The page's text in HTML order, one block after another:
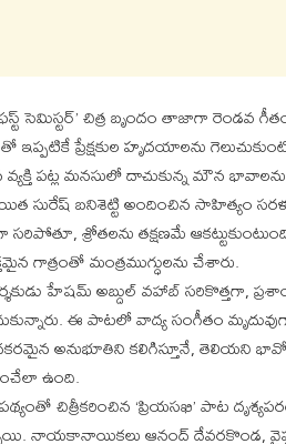
సెమిస్టర్’ చిత్ర బృందం తాజాగా
ఇప్పటికే ప్రేక్షకుల హృదయాలను
వ్యక్తి పట్ల మనసులో దాచుకున్న మౌన
సురేష్ బనిశెట్టి అందించిన సాహిత్యం
సరిపోతూ, శ్రోతలను తక్షణమే
గాత్రంతో మంత్రముగ్ధులను చేశారు.
హేషమ్ అబ్దుల్ వహాబ్ సరికొత్తగా,
ఈ పాటలో వాద్య సంగీతం
అనుభూతిని కలిగిస్తూనే, తెలియని
ఉంది.
చిత్రీకరించిన ‘ప్రియసఖి’ పాట
నాయకానాయికలు ఆనంద్ దేవరకొండ, వైష్ణవి